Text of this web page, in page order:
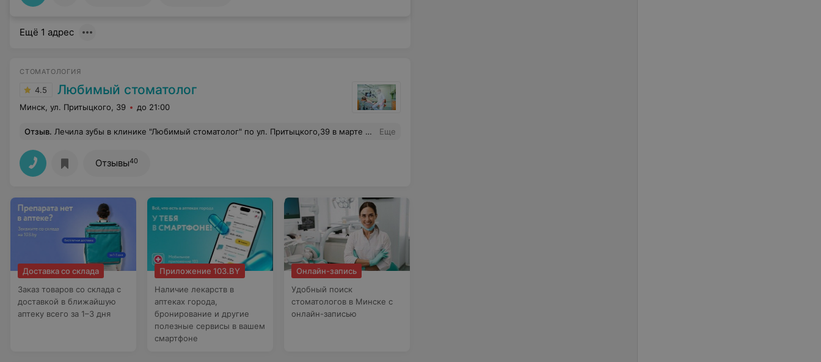
Ещё 1 адрес
СТОМАТОЛОГИЯ
4.5 Любимый стоматолог
Минск, ул. Притыцкого, 39 до 21:00
Отзыв. Лечила зубы в клинике "Любимый стоматолог" по ул. Притыцкого,39 в марте этого года. Самые наилучшие впечатления от любимого доктора Пищинского Ивана Андреевича. Дай Бог, чтобы в Минске были такие современные мед.учреждения как это, и такие же доброжелательные и приветливые члены коллектива. Желаю процветания клинике и сотрудникам. С уважением, Борейко Ольга Владимировна. Еще
Отзывы40
Доставка со склада
Заказ товаров со склада с
доставкой в ближайшую
аптеку всего за 1–3 дня
Приложение 103.BY
Наличие лекарств в
аптеках города,
бронирование и другие
полезные сервисы в вашем
смартфоне
Онлайн-запись
Удобный поиск
стоматологов в Минске с
онлайн-записью